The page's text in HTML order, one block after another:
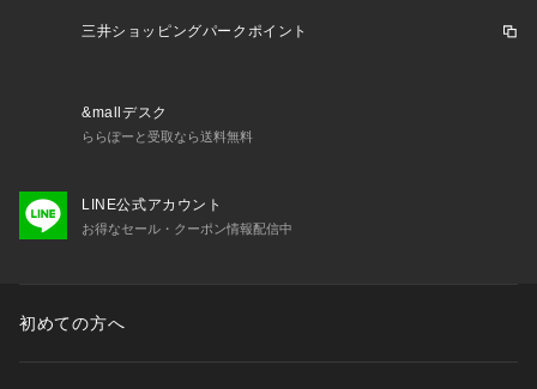
三井ショッピングパークポイント
&mallデスク
ららぽーと受取なら送料無料
LINE公式アカウント
お得なセール・クーポン情報配信中
初めての方へ